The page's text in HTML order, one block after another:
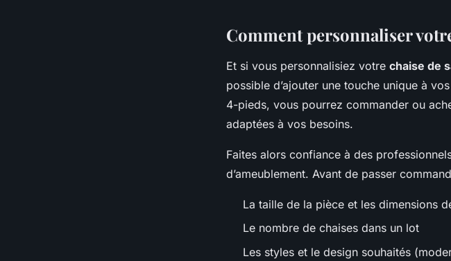
Comment personnaliser
Et si vous personnalisiez votre chaise de
possible d’ajouter une touche unique à
4-pieds, vous pourrez commander ou
adaptées à vos besoins.
Faites alors confiance à des
d’ameublement. Avant de passer
La taille de la pièce et les dimensions
Le nombre de chaises dans un lot
Les styles et le design souhaités